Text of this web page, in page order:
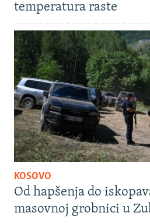
temperatura raste
KOSOVO
Od hapšenja do
masovnoj grobnici u